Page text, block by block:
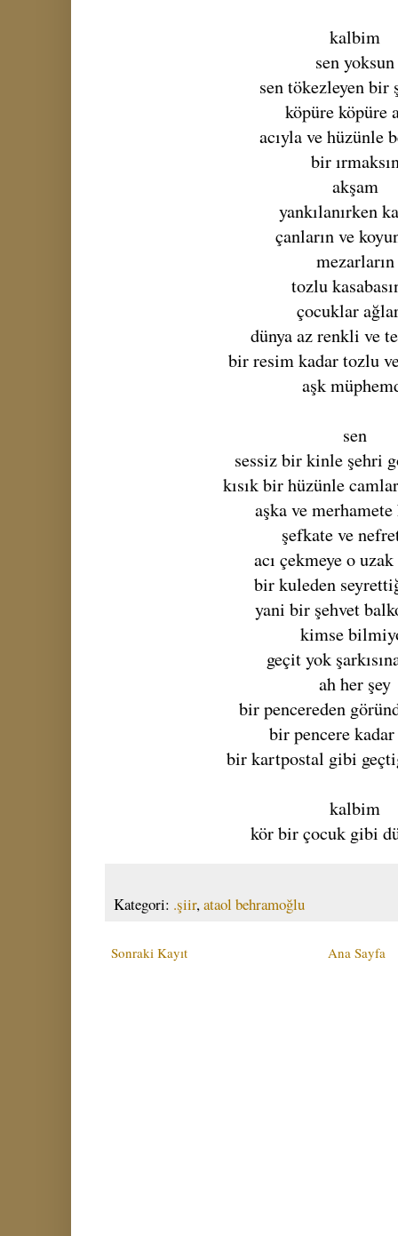
kalbim
sen yoksun
sen tökezleyen bir
köpüre köpüre
acıyla ve hüzünle
bir
akşam
yankılanırken
çanların ve
mezarların
tozlu
çocuklar
dünya az renkli ve
bir resim kadar tozlu
aşk
sen
sessiz bir kinle şehri
kısık bir hüzünle
aşka ve merhamete
şefkate ve
acı çekmeye o
bir kuleden
yani bir şehvet
kimse
geçit yok
ah her şey
bir pencereden
bir pencere
bir kartpostal gibi
kalbim
kör bir çocuk gibi
Kategori: .şiir,ataol behramoğlu
Sonraki Kayıt Ana Sayfa